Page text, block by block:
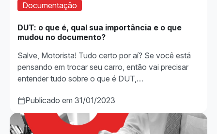
Documentação
DUT: o que é, qual sua importância e o que
mudou no documento?
Salve, Motorista! Tudo certo por aí? Se você está
pensando em trocar seu carro, então vai precisar
entender tudo sobre o que é DUT,…
Publicado em 31/01/2023